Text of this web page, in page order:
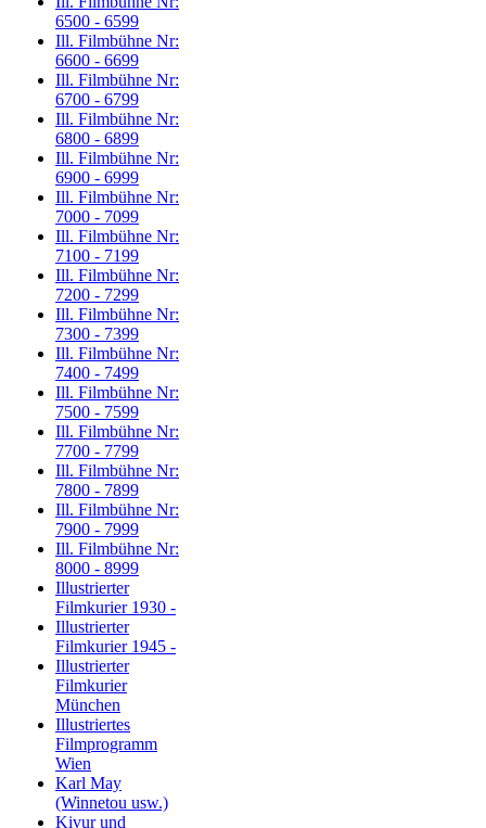
6500 - 6599
Ill. Filmbühne Nr:
6600 - 6699
Ill. Filmbühne Nr:
6700 - 6799
Ill. Filmbühne Nr:
6800 - 6899
Ill. Filmbühne Nr:
6900 - 6999
Ill. Filmbühne Nr:
7000 - 7099
Ill. Filmbühne Nr:
7100 - 7199
Ill. Filmbühne Nr:
7200 - 7299
Ill. Filmbühne Nr:
7300 - 7399
Ill. Filmbühne Nr:
7400 - 7499
Ill. Filmbühne Nr:
7500 - 7599
Ill. Filmbühne Nr:
7700 - 7799
Ill. Filmbühne Nr:
7800 - 7899
Ill. Filmbühne Nr:
7900 - 7999
Ill. Filmbühne Nr:
8000 - 8999
Illustrierter
Filmkurier 1930 -
Illustrierter
Filmkurier 1945 -
Illustrierter
Filmkurier
München
Illustriertes
Filmprogramm
Wien
Karl May
(Winnetou usw.)
Kivur und